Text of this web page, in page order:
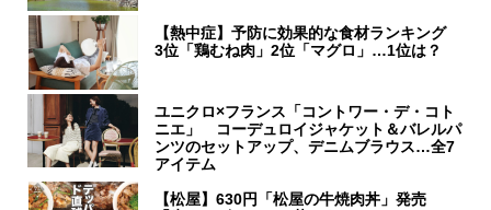
【熱中症】予防に効果的な食材ランキング
3位「鶏むね肉」2位「マグロ」…1位は？
ユニクロ×フランス「コントワー・デ・コト
ニエ」 コーデュロイジャケット＆バレルパ
ンツのセットアップ、デニムブラウス…全7
アイテム
【松屋】630円「松屋の牛焼肉丼」発売